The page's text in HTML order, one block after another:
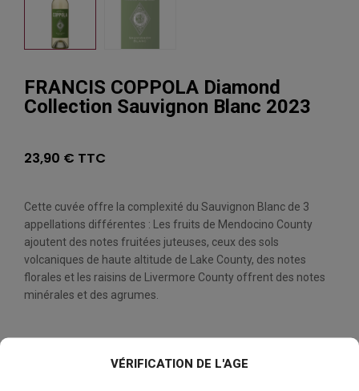
VÉRIFICATION DE L'AGE
FRANCIS COPPOLA Diamond
Collection Sauvignon Blanc 2023
23,90 € TTC
Cette cuvée offre la complexité du Sauvignon Blanc de 3
appellations différentes : Les fruits de Mendocino County
ajoutent des notes fruitées juteuses, ceux des sols
volcaniques de haute altitude de Lake County, des notes
florales et les raisins de Livermore County offrent des notes
minérales et des agrumes.